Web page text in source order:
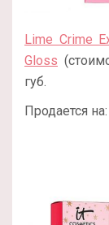
Lime Crime
Gloss
губ.
Продается на: